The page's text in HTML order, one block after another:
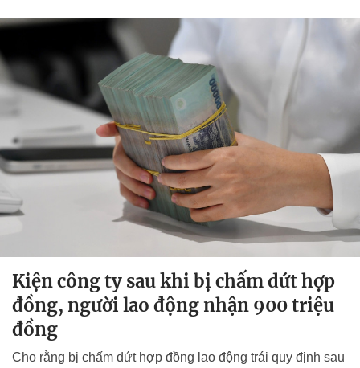
Kiện công ty sau khi bị chấm dứt hợp
đồng, người lao động nhận 900 triệu
đồng
Cho rằng bị chấm dứt hợp đồng lao động trái quy định sau